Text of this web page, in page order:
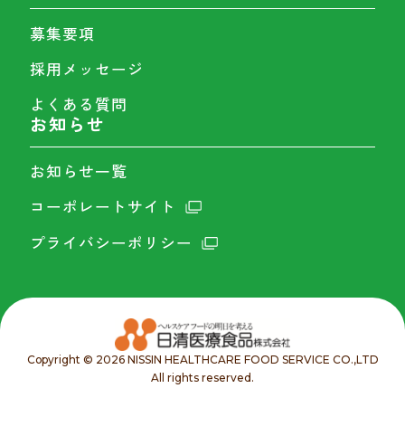
募集要項
採用メッセージ
よくある質問
お知らせ
お知らせ一覧
コーポレートサイト
プライバシーポリシー
Copyright © 2026 NISSIN HEALTHCARE FOOD SERVICE CO.,LTD
All rights reserved.